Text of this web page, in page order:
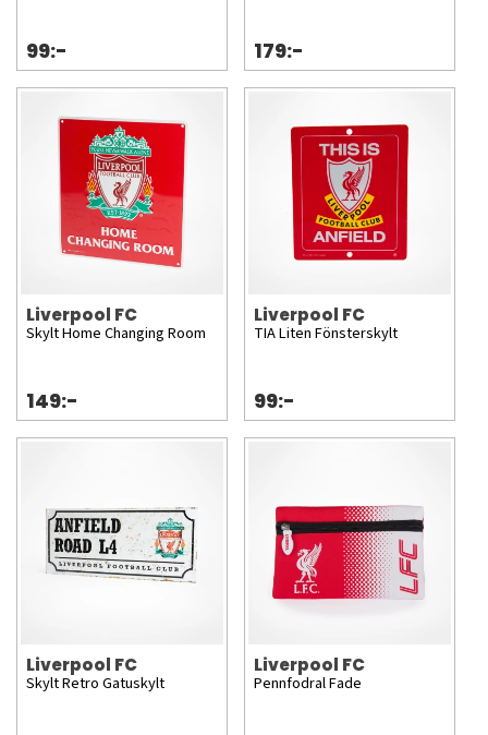
99:- 179:-
Liverpool FC
Skylt Home Changing Room
149:-
Liverpool FC
TIA Liten Fönsterskylt
99:-
Liverpool FC
Skylt Retro Gatuskylt
Liverpool FC
Pennfodral Fade